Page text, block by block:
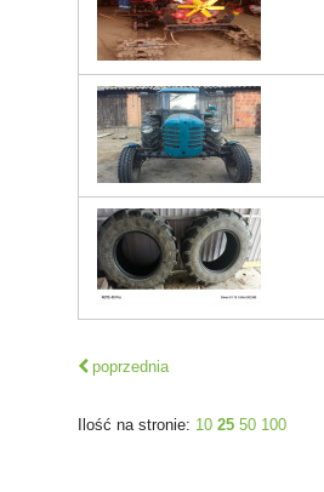
poprzednia
Ilość na stronie: 10 25 50 100